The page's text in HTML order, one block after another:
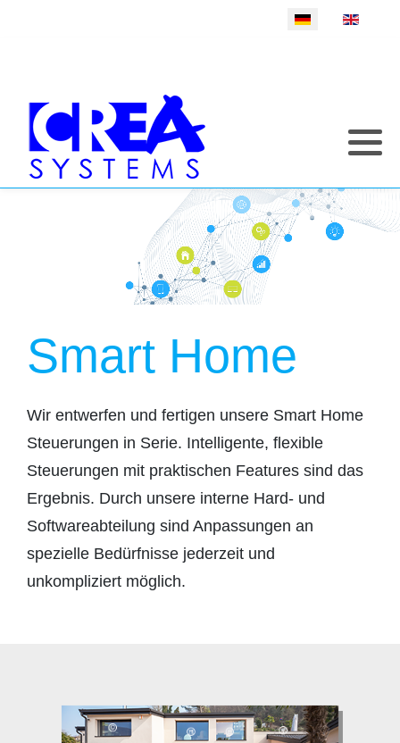
Sprache auswählen
Smart Home
Wir entwerfen und fertigen unsere Smart Home
Steuerungen in Serie. Intelligente, flexible
Steuerungen mit praktischen Features sind das
Ergebnis. Durch unsere interne Hard- und
Softwareabteilung sind Anpassungen an
spezielle Bedürfnisse jederzeit und
unkompliziert möglich.